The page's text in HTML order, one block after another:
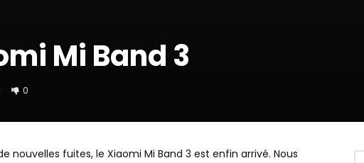
Mi Band 3
0
nouvelles fuites, le Xiaomi Mi Band 3 est enfin arrivé. Nous